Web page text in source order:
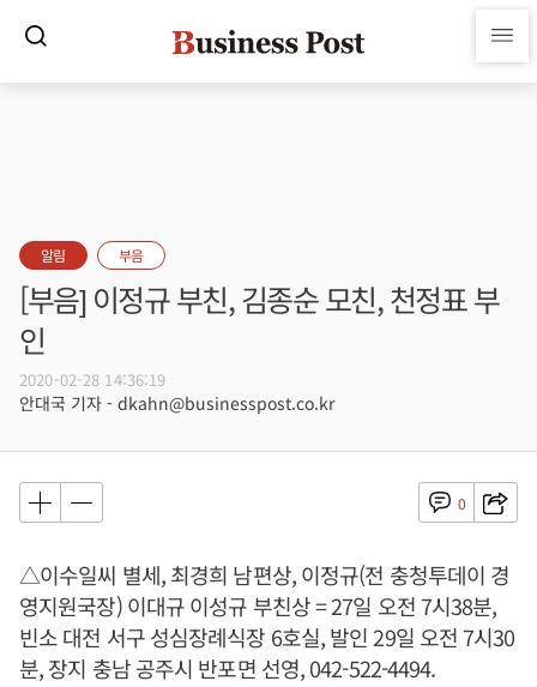
알림 부음
[부음] 이정규 부친, 김종순 모친, 천정표 부
인
2020-02-28 14:36:19
안대국 기자 - dkahn@businesspost.co.kr
0
△이수일씨 별세, 최경희 남편상, 이정규(전 충청투데이 경
영지원국장) 이대규 이성규 부친상 = 27일 오전 7시38분,
빈소 대전 서구 성심장례식장 6호실, 발인 29일 오전 7시30
분, 장지 충남 공주시 반포면 선영, 042-522-4494.